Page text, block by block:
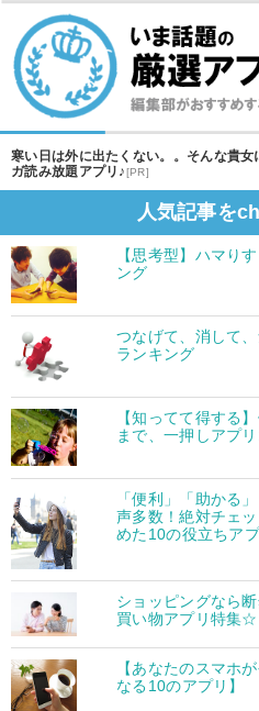
寒い日は外に出たくない。。そんな貴
ガ読み放題アプリ♪[PR]
人気記事を
【思考型】ハマり
ング
つなげて、消して
ランキング
【知ってて得する
まで、一押しアプ
「便利」「助かる
声多数！絶対チェ
めた10の役立ちア
ショッピングなら
買い物アプリ特集☆
【あなたのスマホ
なる10のアプリ】